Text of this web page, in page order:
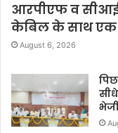
आरपीएफ व
केबिल के साथ एक
August 6, 2026